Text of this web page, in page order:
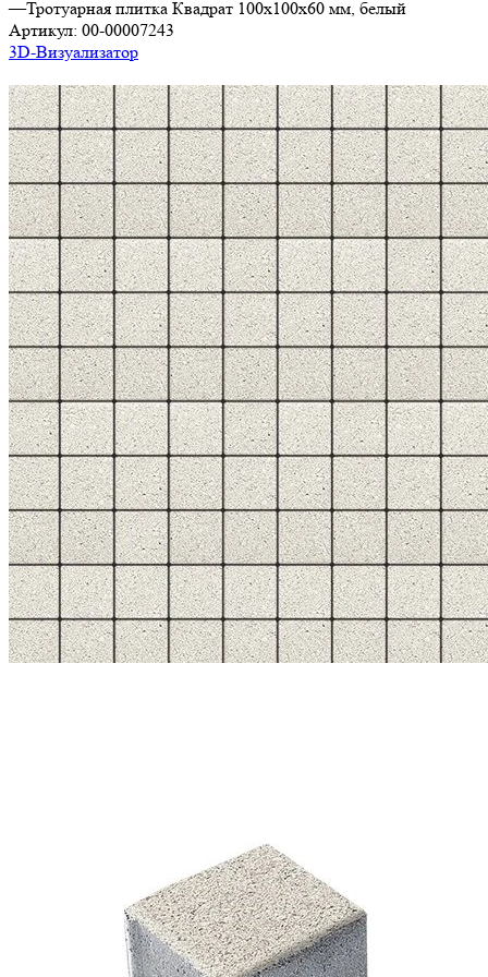
—Тротуарная плитка Квадрат 100х100х60 мм, белый
Артикул: 00-00007243
3D-Визуализатор